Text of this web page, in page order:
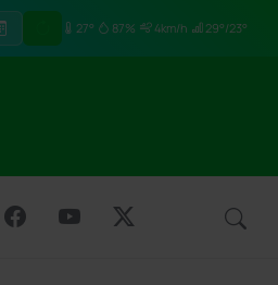
27° 87% 4km/h 29°/23°